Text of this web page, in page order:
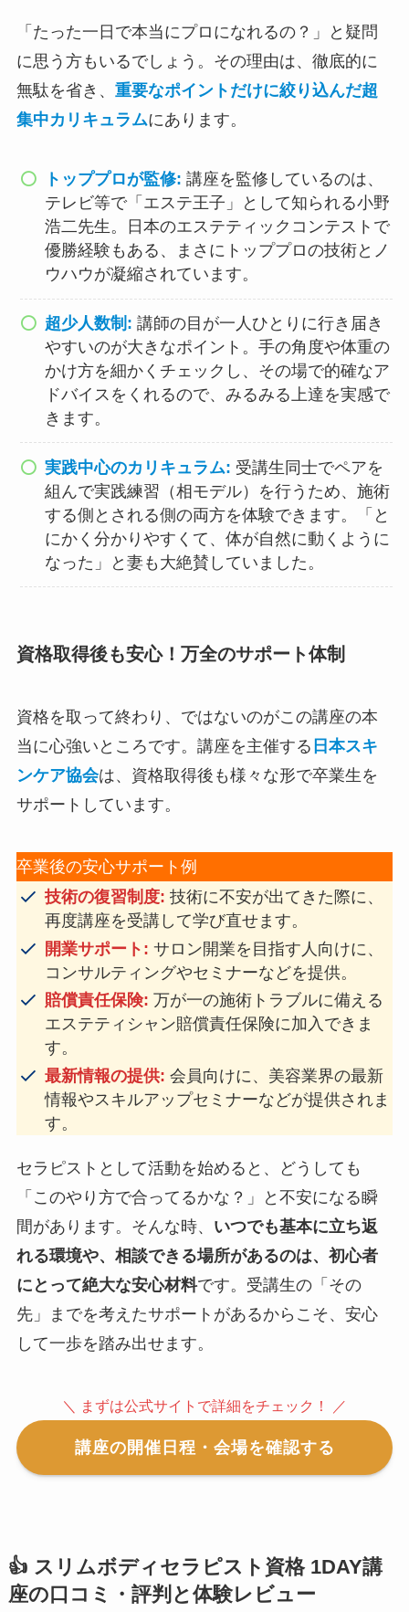
「たった一日で本当にプロになれるの？」と疑問
に思う方もいるでしょう。その理由は、徹底的に
無駄を省き、 重要なポイントだけに絞り込んだ超
集中カリキュラムにあります。
トッププロが監修: 講座を監修しているのは、
テレビ等で「エステ王子」として知られる小野
浩二先生。日本のエステティックコンテストで
優勝経験もある、まさにトッププロの技術とノ
ウハウが凝縮されています。
超少人数制: 講師の目が一人ひとりに行き届き
やすいのが大きなポイント。手の角度や体重の
かけ方を細かくチェックし、その場で的確なア
ドバイスをくれるので、みるみる上達を実感で
きます。
実践中心のカリキュラム: 受講生同士でペアを
組んで実践練習（相モデル）を行うため、施術
する側とされる側の両方を体験できます。「と
にかく分かりやすくて、体が自然に動くように
なった」と妻も大絶賛していました。
資格取得後も安心！万全のサポート体制
資格を取って終わり、ではないのがこの講座の本
当に心強いところです。講座を主催する 日本スキ
ンケア協会は、資格取得後も様々な形で卒業生を
サポートしています。
卒業後の安心サポート例
技術の復習制度: 技術に不安が出てきた際に、
再度講座を受講して学び直せます。
開業サポート: サロン開業を目指す人向けに、
コンサルティングやセミナーなどを提供。
賠償責任保険: 万が一の施術トラブルに備える
エステティシャン賠償責任保険に加入できま
す。
最新情報の提供: 会員向けに、美容業界の最新
情報やスキルアップセミナーなどが提供されま
す。
セラピストとして活動を始めると、どうしても
「このやり方で合ってるかな？」と不安になる瞬
間があります。そんな時、 いつでも基本に立ち返
れる環境や、相談できる場所があるのは、初心者
にとって絶大な安心材料です。受講生の「その
先」までを考えたサポートがあるからこそ、安心
して一歩を踏み出せます。
＼ まずは公式サイトで詳細をチェック！ ／
講座の開催日程・会場を確認する
👍 スリムボディセラピスト資格 1DAY講
座の口コミ・評判と体験レビュー